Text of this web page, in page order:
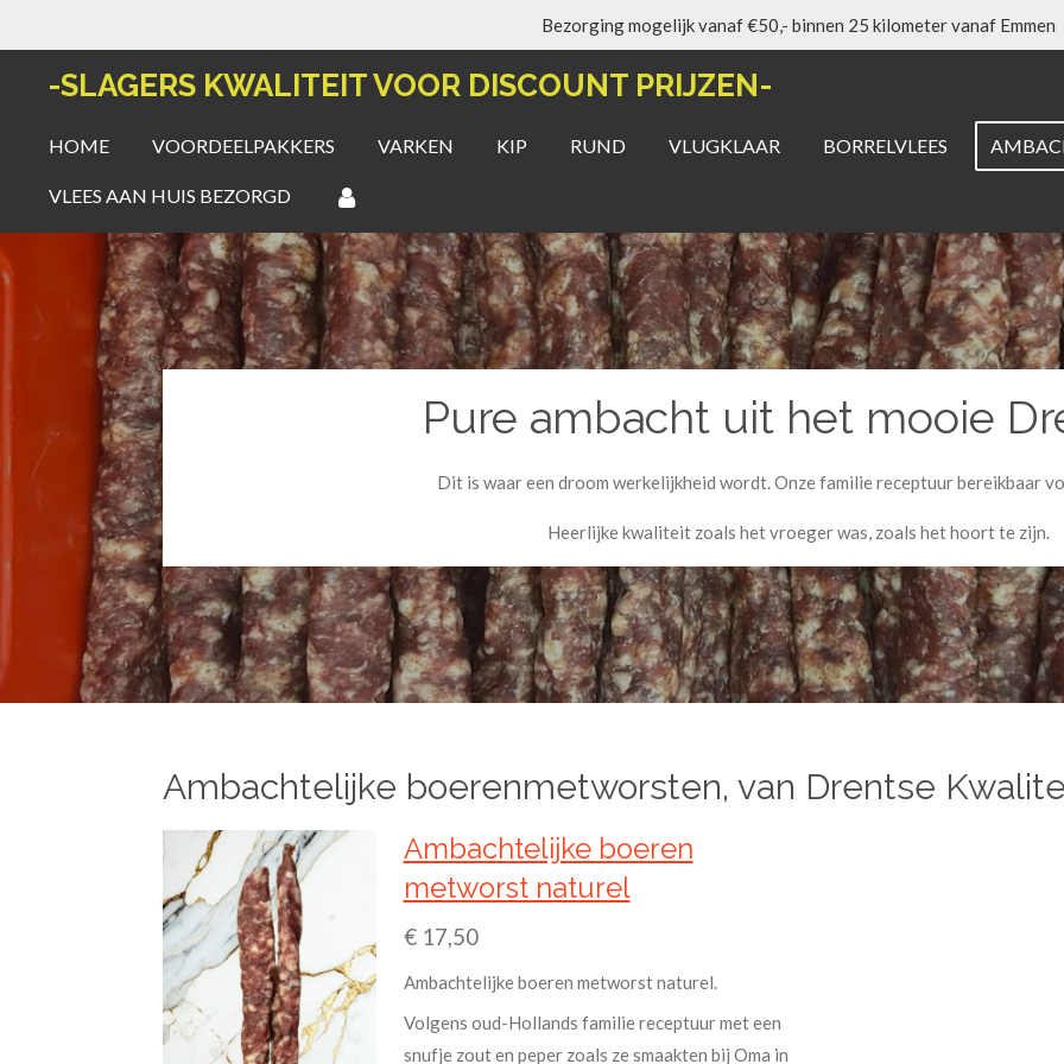
hoofdinhoud
Bezorging mogelijk vanaf €50,- binnen 25 kilometer vanaf Emmen
-SLAGERS KWALITEIT VOOR DISCOUNT PRIJZEN-
HOME VOORDEELPAKKERS VARKEN KIP RUND VLUGKLAAR BORRELVLEES
VLEES AAN HUIS BEZORGD
Pure ambacht uit het mooie
Dit is waar een droom werkelijkheid wordt. Onze familie receptuur bereikbaar
Heerlijke kwaliteit zoals het vroeger was, zoals het hoort te zijn.
Ambachtelijke boerenmetworsten, van Drentse
Ambachtelijke boeren
metworst naturel
€ 17,50
Ambachtelijke boeren metworst naturel.
Volgens oud-Hollands familie receptuur met een
snufje zout en peper zoals ze smaakten bij Oma in